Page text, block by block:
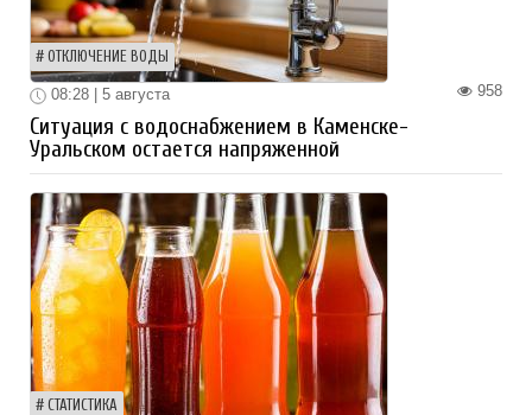
ОТКЛЮЧЕНИЕ ВОДЫ
958
08:28 | 5 августа
Ситуация с водоснабжением в Каменске-
Уральском остается напряженной
СТАТИСТИКА